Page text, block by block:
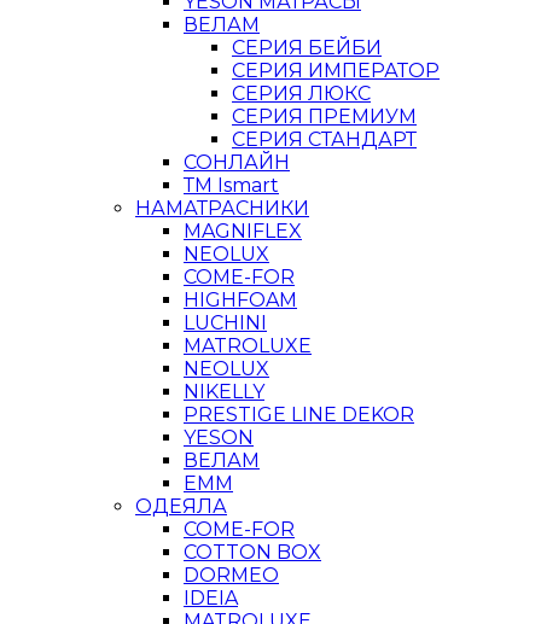
ВЕЛАМ
СЕРИЯ БЕЙБИ
СЕРИЯ ИМПЕРАТОР
СЕРИЯ ЛЮКС
СЕРИЯ ПРЕМИУМ
СЕРИЯ СТАНДАРТ
СОНЛАЙН
ТМ Ismart
НАМАТРАСНИКИ
MAGNIFLEX
NEOLUX
COME-FOR
HIGHFOAM
LUCHINI
MATROLUXE
NEOLUX
NIKELLY
PRESTIGE LINE DEKOR
YESON
ВЕЛАМ
ЕММ
ОДЕЯЛА
COME-FOR
COTTON BOX
DORMEO
IDEIA